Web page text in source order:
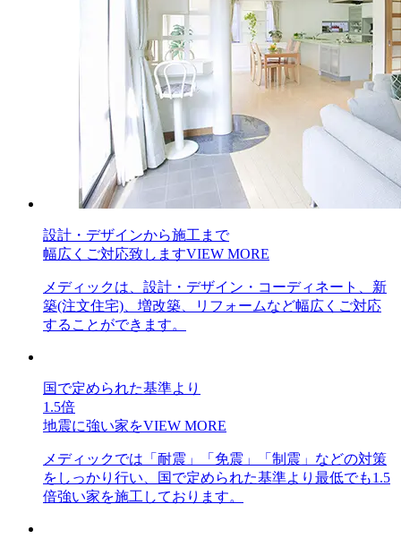
設計・デザインから施工まで
幅広くご対応致しますVIEW MORE
メディックは、設計・デザイン・コーディネート、新
築(注文住宅)、増改築、リフォームなど幅広くご対応
することができます。
国で定められた基準より
1.5倍
地震に強い家をVIEW MORE
メディックでは「耐震」「免震」「制震」などの対策
をしっかり行い、国で定められた基準より最低でも1.5
倍強い家を施工しております。